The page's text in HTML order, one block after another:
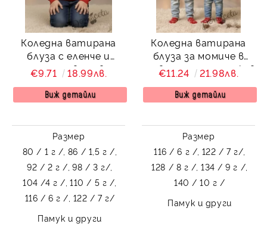
Коледна ватирана
блуза с еленче и
момиченце в червено
€9.71 18.99лв.
Виж детайли
Размер
80 / 1 г /, 86 / 1,5 г /,
92 / 2 г /, 98 / 3 г/,
104 /4 г /, 110 / 5 г /,
116 / 6 г /, 122 / 7 г/
Памук и други
Коледна ватирана
блуза за момиче в
червено с дълъг ръкав
с коледни мотиви с
Мини и Мики
€11.24 21.98лв.
Виж детайли
Размер
116 / 6 г /, 122 / 7 г/,
128 / 8 г /, 134 / 9 г /,
140 / 10 г /
Памук и други